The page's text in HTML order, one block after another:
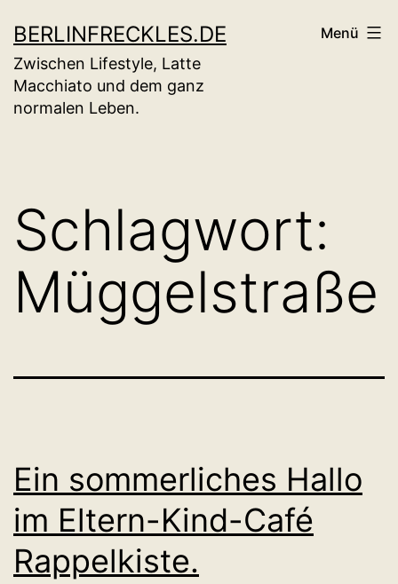
Inhalt
springen
BERLINFRECKLES.DE
Zwischen Lifestyle, Latte
Macchiato und dem ganz
normalen Leben.
Menü
Schlagwort:
Müggelstraße
Ein sommerliches Hallo
im Eltern-Kind-Café
Rappelkiste.